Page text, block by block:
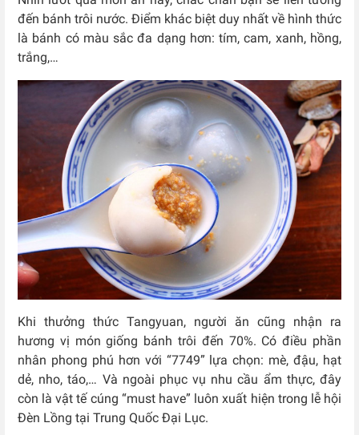
đến bánh trôi nước. Điểm khác biệt duy nhất về hình thức
là bánh có màu sắc đa dạng hơn: tím, cam, xanh, hồng,
trắng,…
Khi thưởng thức Tangyuan, người ăn cũng nhận ra
hương vị món giống bánh trôi đến 70%. Có điều phần
nhân phong phú hơn với “7749” lựa chọn: mè, đậu, hạt
dẻ, nho, táo,… Và ngoài phục vụ nhu cầu ẩm thực, đây
còn là vật tế cúng “must have” luôn xuất hiện trong lễ hội
Đèn Lồng tại Trung Quốc Đại Lục.